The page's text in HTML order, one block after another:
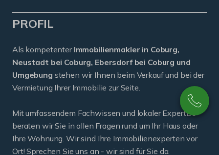
PROFIL
Als kompetenter Immobilienmakler in Coburg,
Neustadt bei Coburg, Ebersdorf bei Coburg und
Umgebung stehen wir Ihnen beim Verkauf und bei der
Vermietung Ihrer Immobilie zur Seite.
Mit umfassendem Fachwissen und lokaler Expertise
beraten wir Sie in allen Fragen rund um Ihr Haus oder
Ihre Wohnung. Wir sind Ihre Immobilienexperten vor
Ort! Sprechen Sie uns an - wir sind für Sie da.